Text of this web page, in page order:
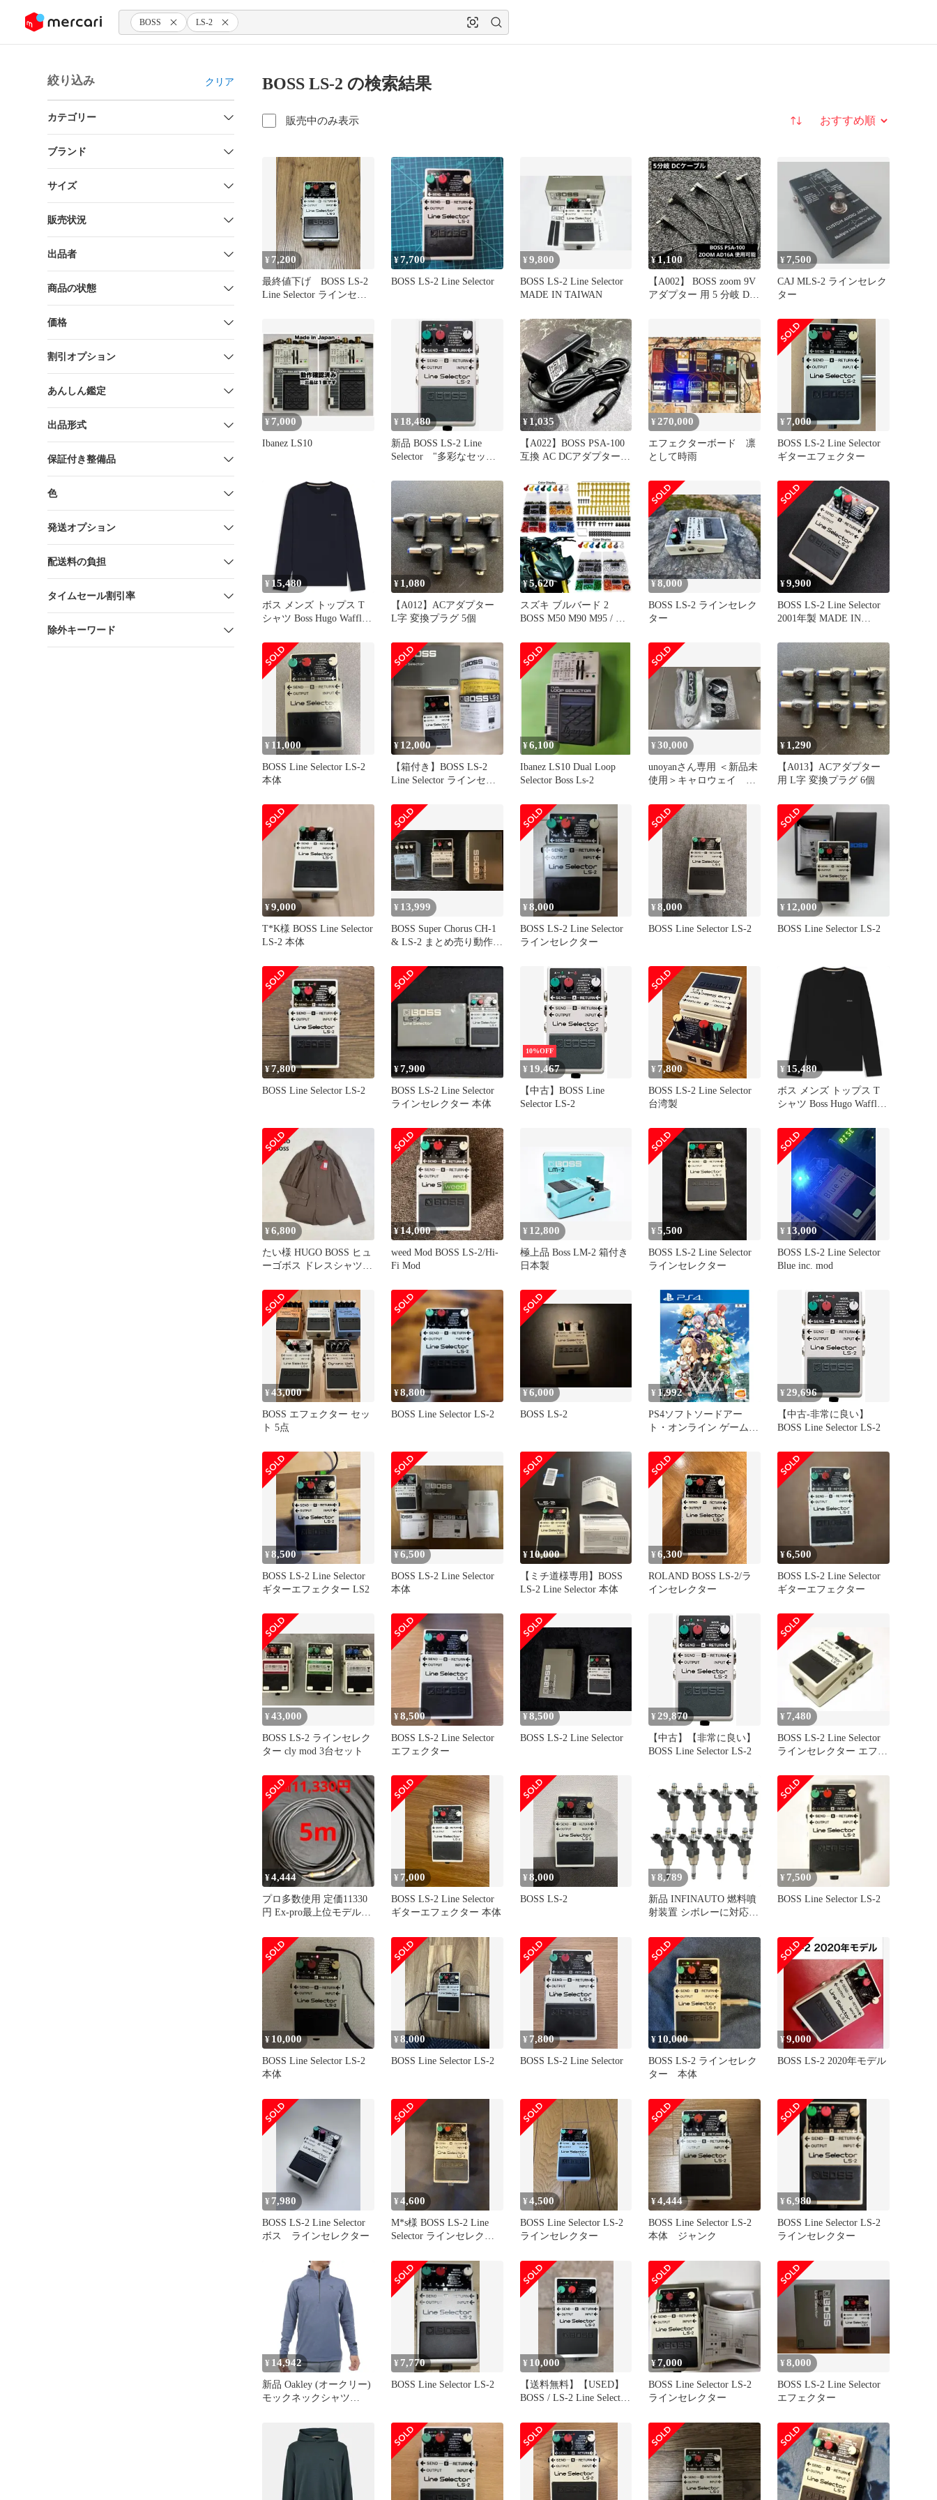
ツにスキップ BOSS LS-2
絞り込み クリア
カテゴリー
ブランド
サイズ
販売状況
出品者
商品の状態
価格
割引オプション
あんしん鑑定
出品形式
保証付き整備品
色
発送オプション
配送料の負担
タイムセール割引率
除外キーワード
BOSS LS-2 の検索結果
販売中のみ表示 並び替え
¥ 7,200
最終値下げ BOSS LS-2
Line Selector ラインセレ
¥7,700
BOSS LS-2 Line Selector
¥9,800
BOSS LS-2 Line Selector
MADE IN TAIWAN
¥1,100
【A002】 BOSS zoom 9V
アダプター 用 5 分岐 DC
¥ 7,500
CAJ MLS-2 ラインセレク
ター
¥ 7,000
Ibanez LS10
¥ 18,480
新品 BOSS LS-2 Line
Selector "多彩なセッテ
ル "
¥1,035
【A022】BOSS PSA-100
互換 AC DCアダプター
¥ 270,000
エフェクターボード 凛
として時雨
¥ 7,000
BOSS LS-2 Line Selector
ギターエフェクター
¥ 15,480
ボス メンズ トップス T
シャツ Boss Hugo Waffle
Blue ブルー
¥ 1,080
【A012】ACアダプター
L字 変換プラグ 5個
¥5,620
スズキ ブルバード 2
BOSS M50 M90 M95 / マ
ング用ネジセットボルト
キット オートバイアクセ
サリー
¥8,000
BOSS LS-2 ラインセレク
ター
¥9,900
BOSS LS-2 Line Selector
2001年製 MADE IN
AA6QC122903 f146
¥ 11,000
BOSS Line Selector LS-2
本体
¥ 12,000
【箱付き】BOSS LS-2
Line Selector ラインセレ
¥6,100
Ibanez LS10 Dual Loop
Selector Boss Ls-2
¥30,000
unoyanさん専用 ＜新品未
使用＞キャロウェイ エ
ヤ ９°
¥ 1,290
【A013】ACアダプター
用 L字 変換プラグ 6個
¥9,000
T*K様 BOSS Line Selector
LS-2 本体
¥ 13,999
BOSS Super Chorus CH-1
& LS-2 まとめ売り動作確
¥8,000
BOSS LS-2 Line Selector
ラインセレクター
¥8,000
BOSS Line Selector LS-2
¥ 12,000
BOSS Line Selector LS-2
¥7,800
BOSS Line Selector LS-2
¥7,900
BOSS LS-2 Line Selector
ラインセレクター 本体
10%OFF
¥ 19,467
【中古】BOSS Line
Selector LS-2
¥ 7,800
BOSS LS-2 Line Selector
台湾製
¥ 15,480
ボス メンズ トップス T
シャツ Boss Hugo Waffle
ブラック
¥6,800
たい様 HUGO BOSS ヒュ
ーゴボス ドレスシャツ
¥14,000
weed Mod BOSS LS-2/Hi-
Fi Mod
¥ 12,800
極上品 Boss LM-2 箱付き
日本製
¥5,500
BOSS LS-2 Line Selector
ラインセレクター
¥ 13,000
BOSS LS-2 Line Selector
Blue inc. mod
¥43,000
BOSS エフェクター セッ
ト 5点
¥8,800
BOSS Line Selector LS-2
¥6,000
BOSS LS-2
¥ 1,992
PS4ソフトソードアー
ト・オンライン ゲームデ
ン(SWORD ART ONLINE
Game Directors Edition) バ
ンダイナムコエンターテ
インメント
¥ 29,696
【中古-非常に良い】
BOSS Line Selector LS-2
¥8,500
BOSS LS-2 Line Selector
ギターエフェクター LS2
¥6,500
BOSS LS-2 Line Selector
本体
¥ 10,000
【ミチ道様専用】BOSS
LS-2 Line Selector 本体
¥6,300
ROLAND BOSS LS-2/ラ
インセレクター
¥6,500
BOSS LS-2 Line Selector
ギターエフェクター
¥43,000
BOSS LS-2 ラインセレク
ター cly mod 3台セット
¥8,500
BOSS LS-2 Line Selector
エフェクター
¥8,500
BOSS LS-2 Line Selector
¥ 29,870
【中古】【非常に良い】
BOSS Line Selector LS-2
¥ 7,480
BOSS LS-2 Line Selector
ラインセレクター エフェ
¥4,444
プロ多数使用 定価11330
円 Ex-pro最上位モデル
¥ 7,000
BOSS LS-2 Line Selector
ギターエフェクター 本体
¥8,000
BOSS LS-2
¥ 8,789
新品 INFINAUTO 燃料噴
射装置 シボレーに対応サ
用エンジン燃料噴射ノズ
ルNo.12687650 シボレー
に対応タホ20-22 5.3L
6.2L用ブラウン 8個セッ
ト
¥ 7,500
BOSS Line Selector LS-2
¥ 10,000
BOSS Line Selector LS-2
本体
¥8,000
BOSS Line Selector LS-2
¥ 7,800
BOSS LS-2 Line Selector
¥ 10,000
BOSS LS-2 ラインセレク
ター 本体
¥9,000
BOSS LS-2 2020年モデル
¥ 7,980
BOSS LS-2 Line Selector
ボス ラインセレクター
¥4,600
M*s様 BOSS LS-2 Line
Selector ラインセレクタ
¥4,500
BOSS Line Selector LS-2
ラインセレクター
¥4,444
BOSS Line Selector LS-2
本体 ジャンク
¥6,980
BOSS Line Selector LS-2
ラインセレクター
¥ 14,942
新品 Oakley (オークリー)
モックネックシャツ
ズ (日本 2XL サイズ相当)
LS MOCK SHIRT メンズ
BLUE (ブルー) TAR 吸汗
速乾 ベンチレーション
¥ 7,770
BOSS Line Selector LS-2
¥ 10,000
【送料無料】【USED】
BOSS / LS-2 Line Selector
¥7,000
BOSS Line Selector LS-2
ラインセレクター
¥8,000
BOSS LS-2 Line Selector
エフェクター